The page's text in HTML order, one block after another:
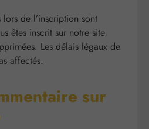
de l’inscription sont
êtes inscrit sur notre site
Les délais légaux de
affectés.
sur